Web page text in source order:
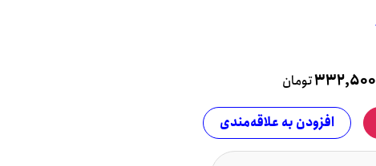
332,500تومان
افزودن به علاقه‌مندی